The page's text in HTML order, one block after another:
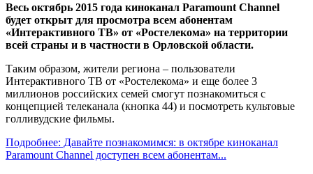
Весь октябрь 2015 года киноканал Paramount Channel
будет открыт для просмотра всем абонентам
«Интерактивного ТВ» от «Ростелекома» на территории
всей страны и в частности в Орловской области.
Таким образом, жители региона – пользователи
Интерактивного ТВ от «Ростелекома» и еще более 3
миллионов российских семей смогут познакомиться с
концепцией телеканала (кнопка 44) и посмотреть культовые
голливудские фильмы.
Подробнее: Давайте познакомимся: в октябре киноканал
Paramount Channel доступен всем абонентам...